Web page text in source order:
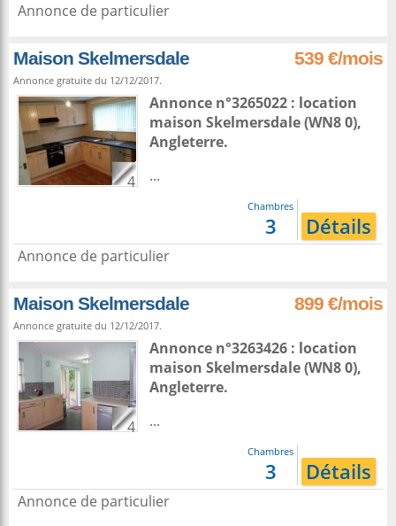
Annonce de particulier
Maison Skelmersdale 539 €/mois
Annonce gratuite du 12/12/2017.
4
Annonce n°3265022 : location
maison Skelmersdale(WN8 0),
Angleterre.
...
Chambres
3 Détails
Annonce de particulier
Maison Skelmersdale 899 €/mois
Annonce gratuite du 12/12/2017.
4
Annonce n°3263426 : location
maison Skelmersdale(WN8 0),
Angleterre.
...
Chambres
3 Détails
Annonce de particulier